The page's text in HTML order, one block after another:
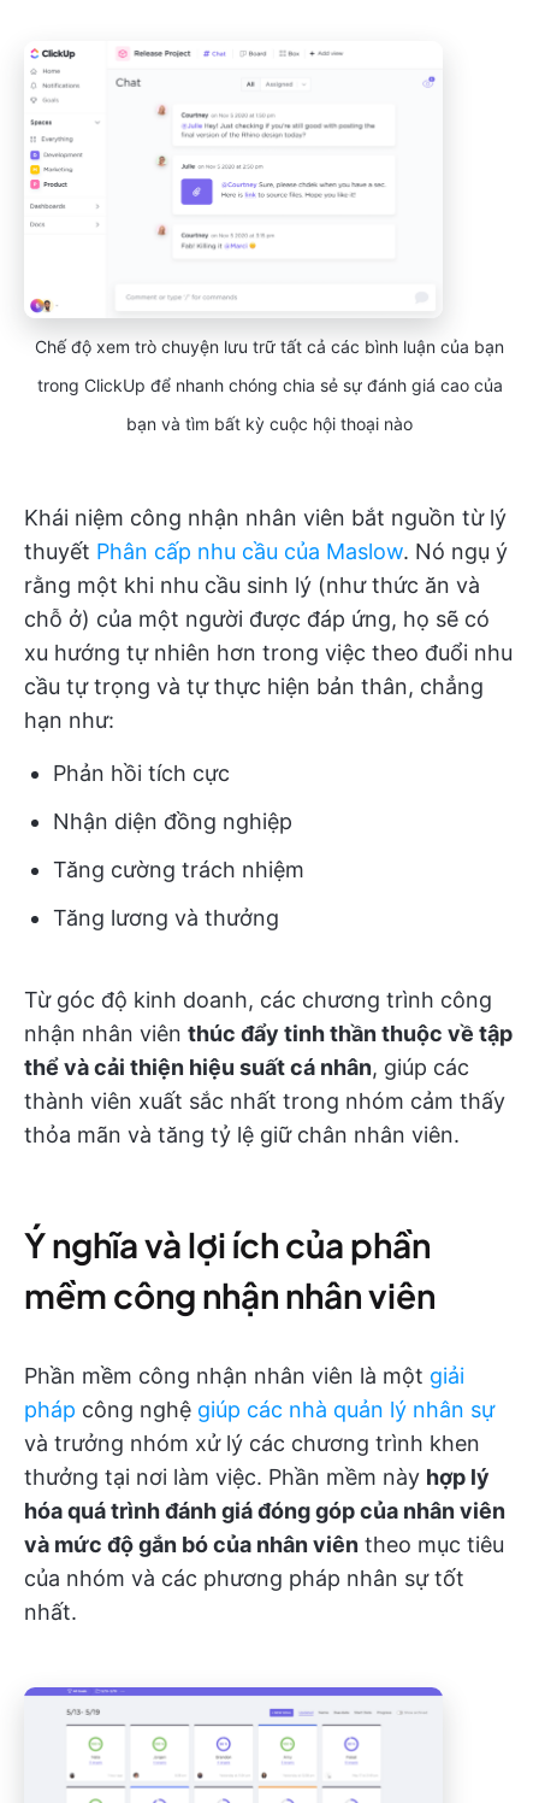
Chế độ xem trò chuyện lưu trữ tất cả các bình luận của bạn
trong ClickUp để nhanh chóng chia sẻ sự đánh giá cao của
bạn và tìm bất kỳ cuộc hội thoại nào
Khái niệm công nhận nhân viên bắt nguồn từ lý
thuyết Phân cấp nhu cầu của Maslow. Nó ngụ ý
rằng một khi nhu cầu sinh lý (như thức ăn và
chỗ ở) của một người được đáp ứng, họ sẽ có
xu hướng tự nhiên hơn trong việc theo đuổi nhu
cầu tự trọng và tự thực hiện bản thân, chẳng
hạn như:
Phản hồi tích cực
Nhận diện đồng nghiệp
Tăng cường trách nhiệm
Tăng lương và thưởng
Từ góc độ kinh doanh, các chương trình công
nhận nhân viên thúc đẩy tinh thần thuộc về tập
thể và cải thiện hiệu suất cá nhân, giúp các
thành viên xuất sắc nhất trong nhóm cảm thấy
thỏa mãn và tăng tỷ lệ giữ chân nhân viên.
Ý nghĩa và lợi ích của phần
mềm công nhận nhân viên
Phần mềm công nhận nhân viên là một giải
pháp công nghệ giúp các nhà quản lý nhân sự
và trưởng nhóm xử lý các chương trình khen
thưởng tại nơi làm việc. Phần mềm này hợp lý
hóa quá trình đánh giá đóng góp của nhân viên
và mức độ gắn bó của nhân viên theo mục tiêu
của nhóm và các phương pháp nhân sự tốt
nhất.